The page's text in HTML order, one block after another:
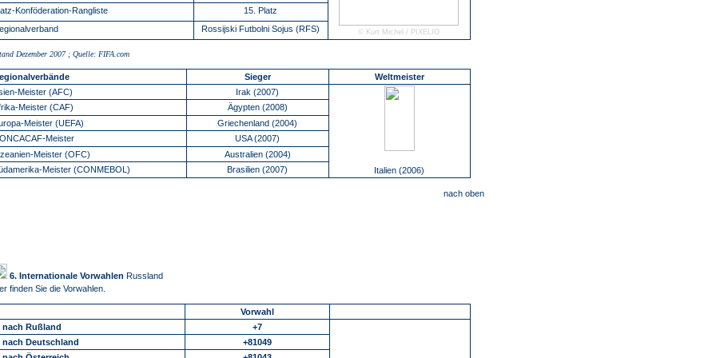
© Kurt Michel / PIXELIO
Konföderation-Rangliste
15. Platz
Rossijski Futbolni Sojus (RFS)
Dezember 2007 ; Quelle: FIFA.com
Sieger
Weltmeister
Meister (AFC)
Irak (2007)
Italien (2006)
Meister (CAF)
Ägypten (2008)
Meister (UEFA)
Griechenland (2004)
Meister
USA (2007)
Meister (OFC)
Australien (2004)
Meister (CONMEBOL)
Brasilien (2007)
nach oben
6. Internationale Vorwahlen Russland
finden Sie die Vorwahlen.
Vorwahl
nach Rußland
+7
nach Deutschland
+81049